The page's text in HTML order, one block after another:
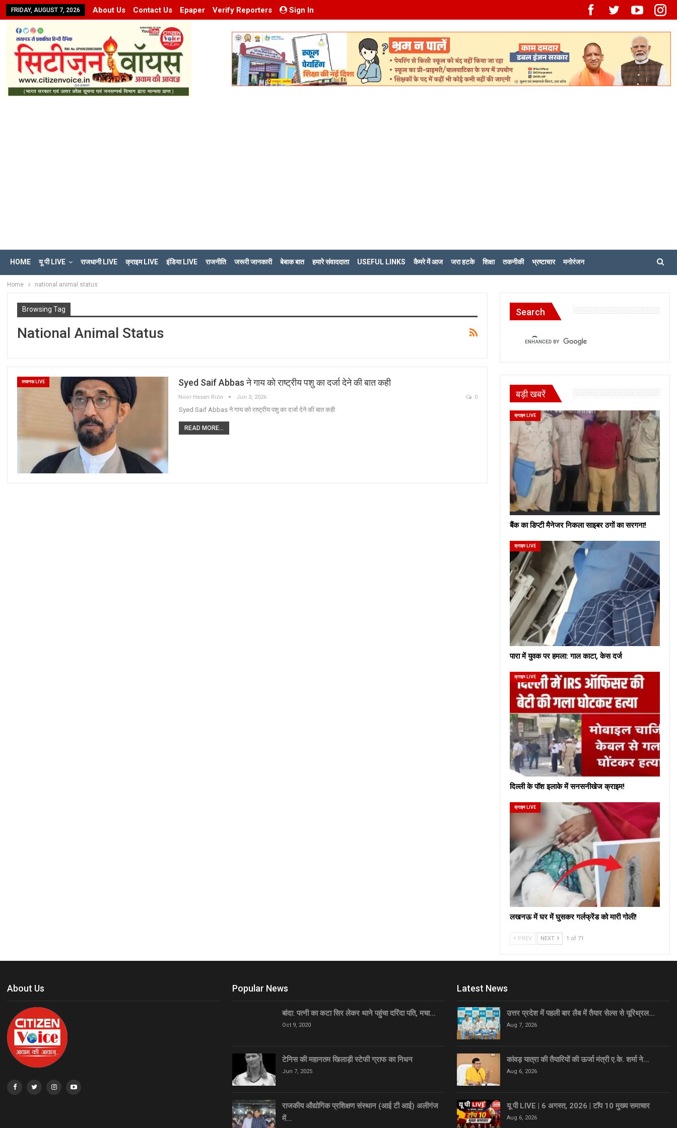
FRIDAY, AUGUST 7, 2026 About Us Contact Us Epaper Verify Reporters Sign In
HOME यू पी LIVE राजधानी LIVE क्राइम LIVE इंडिया LIVE राजनीति जरूरी जानकारी बेबाक बात हमारे संवाददाता USEFUL LINKS कैमरे में आज जरा हटके शिक्षा तकनीकी भ्रष्टाचार मनोरंजन
Home national animal status
Browsing Tag
National Animal Status
लखनऊ LIVE Syed Saif Abbas ने गाय को राष्ट्रीय पशु का दर्जा देने की बात कही
Noor Hasan Rizvi Jun 3, 2026 0
Syed Saif Abbas ने गाय को राष्ट्रीय पशु का दर्जा देने की बात कही
READ MORE...
Search
बड़ी खबरें
क्राइम LIVE
बैंक का डिप्टी मैनेजर निकला साइबर ठगों का सरगना!
क्राइम LIVE
पारा में युवक पर हमला: गाल काटा, केस दर्ज
क्राइम LIVE
दिल्ली के पॉश इलाके में सनसनीखेज क्राइम!
क्राइम LIVE
लखनऊ में घर में घुसकर गर्लफ्रेंड को मारी गोली!
PREV NEXT 1 of 71
About Us Popular News
बांदा: पत्नी का कटा सिर लेकर थाने पहुंचा दरिंदा पति, मचा…
Oct 9, 2020
टेनिस की महानतम खिलाड़ी स्टेफी ग्राफ का निधन
Jun 7, 2025
राजकीय औद्योगिक प्रशिक्षण संस्थान (आई टी आई) अलीगंज
में…
Latest News
उत्तर प्रदेश में पहली बार लैब में तैयार सेल्स से यूरिथ्रल…
Aug 7, 2026
कांवड़ यात्रा की तैयारियों की ऊर्जा मंत्री ए.के. शर्मा ने…
Aug 6, 2026
यू पी LIVE | 6 अगस्त, 2026 | टॉप 10 मुख्य समाचार
Aug 6, 2026